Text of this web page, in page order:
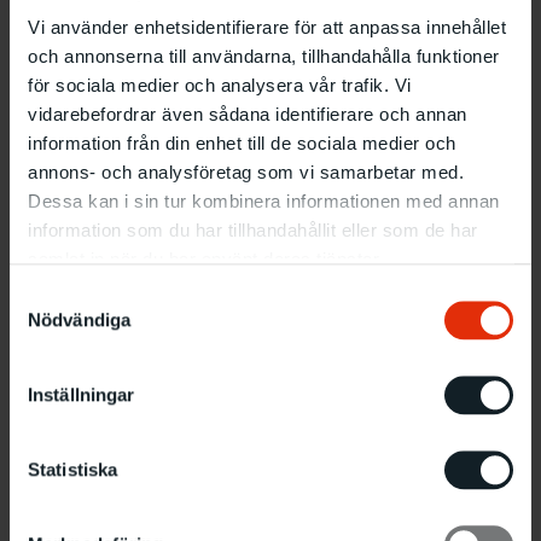
Vi använder enhetsidentifierare för att anpassa innehållet
och annonserna till användarna, tillhandahålla funktioner
för sociala medier och analysera vår trafik. Vi
vidarebefordrar även sådana identifierare och annan
information från din enhet till de sociala medier och
annons- och analysföretag som vi samarbetar med.
Dessa kan i sin tur kombinera informationen med annan
information som du har tillhandahållit eller som de har
Nödvändiga
Inställningar
Statistiska
utställning på Malmö Konsthall 1998 visade verk från
1993-1998 och innehöll bland annat några av hennes
omtalade jättespindlar.
Läs mer om utställningen ”Nyare verk”